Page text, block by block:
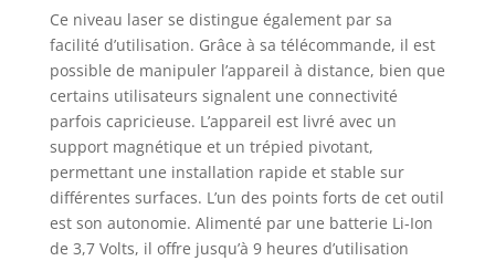
d'avoir à changer les
piles. Par exemple,
lorsque vous placez le
niveau laser sur une
étagère ou une perche
télescopique,
l'utilisation de la
télécommande peut
vous aider à le
contrôler à distance.
Ce niveau laser se distingue également par sa
facilité d’utilisation. Grâce à sa télécommande, il est
possible de manipuler l’appareil à distance, bien que
certains utilisateurs signalent une connectivité
parfois capricieuse. L’appareil est livré avec un
support magnétique et un trépied pivotant,
permettant une installation rapide et stable sur
différentes surfaces. L’un des points forts de cet outil
est son autonomie. Alimenté par une batterie Li-Ion
de 3,7 Volts, il offre jusqu’à 9 heures d’utilisation